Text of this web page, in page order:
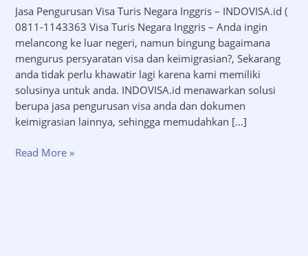
Jasa Pengurusan Visa Turis Negara Inggris – INDOVISA.id (
0811-1143363 Visa Turis Negara Inggris – Anda ingin
melancong ke luar negeri, namun bingung bagaimana
mengurus persyaratan visa dan keimigrasian?, Sekarang
anda tidak perlu khawatir lagi karena kami memiliki
solusinya untuk anda. INDOVISA.id menawarkan solusi
berupa jasa pengurusan visa anda dan dokumen
keimigrasian lainnya, sehingga memudahkan […]
Jasa
Read More »